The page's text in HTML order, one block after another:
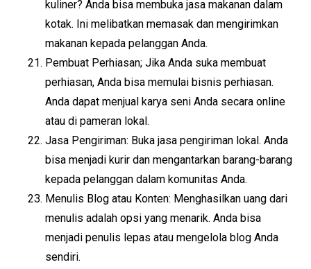
kuliner? Anda bisa membuka jasa makanan dalam
kotak. Ini melibatkan memasak dan mengirimkan
makanan kepada pelanggan Anda.
Pembuat Perhiasan; Jika Anda suka membuat
perhiasan, Anda bisa memulai bisnis perhiasan.
Anda dapat menjual karya seni Anda secara online
atau di pameran lokal.
Jasa Pengiriman: Buka jasa pengiriman lokal. Anda
bisa menjadi kurir dan mengantarkan barang-barang
kepada pelanggan dalam komunitas Anda.
Menulis Blog atau Konten: Menghasilkan uang dari
menulis adalah opsi yang menarik. Anda bisa
menjadi penulis lepas atau mengelola blog Anda
sendiri.